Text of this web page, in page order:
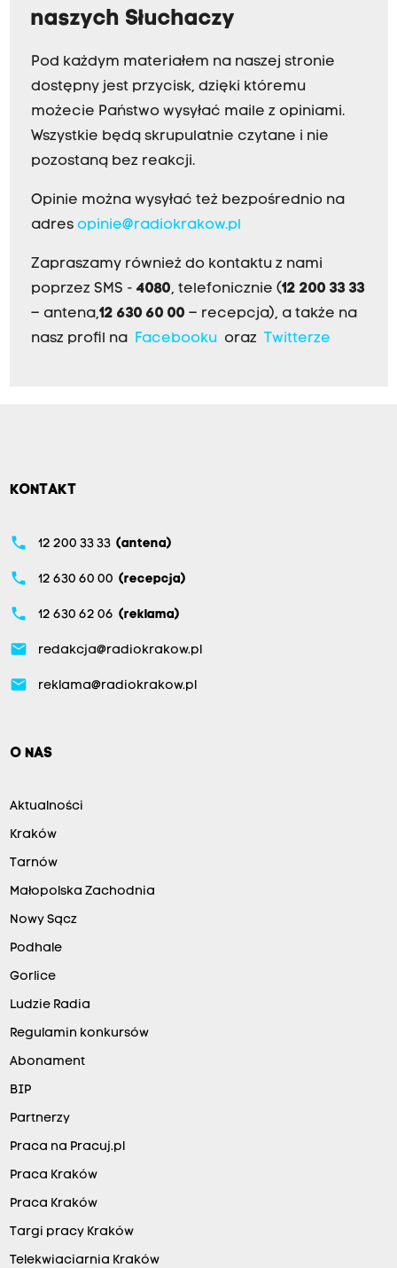
naszych Słuchaczy
Pod każdym materiałem na naszej stronie
dostępny jest przycisk, dzięki któremu
możecie Państwo wysyłać maile z opiniami.
Wszystkie będą skrupulatnie czytane i nie
pozostaną bez reakcji.
Opinie można wysyłać też bezpośrednio na
adres opinie@radiokrakow.pl
Zapraszamy również do kontaktu z nami
poprzez SMS - 4080, telefonicznie (12 200 33 33
– antena,12 630 60 00 – recepcja), a także na
nasz profil na
Facebookuoraz Twitterze
KONTAKT
phone 12 200 33 33 (antena)
phone 12 630 60 00 (recepcja)
phone 12 630 62 06 (reklama)
email redakcja@radiokrakow.pl
email reklama@radiokrakow.pl
O NAS
Aktualności
Kraków
Tarnów
Małopolska Zachodnia
Nowy Sącz
Podhale
Gorlice
Ludzie Radia
Regulamin konkursów
Abonament
BIP
Partnerzy
Praca na Pracuj.pl
Praca Kraków
Praca Kraków
Targi pracy Kraków
Telekwiaciarnia Kraków